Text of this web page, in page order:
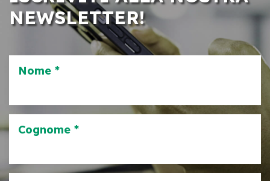
NEWSLETTER!
Nome *
Cognome *